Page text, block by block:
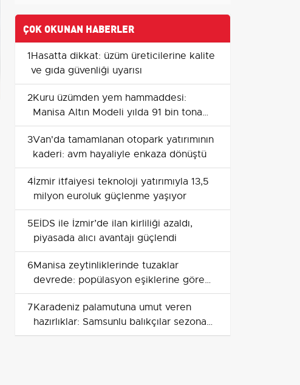
ÇOK OKUNAN HABERLER
1Hasatta dikkat: üzüm üreticilerine kalite
ve gıda güvenliği uyarısı
2Kuru üzümden yem hammaddesi:
Manisa Altın Modeli yılda 91 bin tona
çözüm öneriyor
3Van'da tamamlanan otopark yatırımının
kaderi: avm hayaliyle enkaza dönüştü
4İzmir itfaiyesi teknoloji yatırımıyla 13,5
milyon euroluk güçlenme yaşıyor
5EİDS ile İzmir’de ilan kirliliği azaldı,
piyasada alıcı avantajı güçlendi
6Manisa zeytinliklerinde tuzaklar
devrede: popülasyon eşiklerine göre
müdahale sağlanacak
7Karadeniz palamutuna umut veren
hazırlıklar: Samsunlu balıkçılar sezona
hazırlanıyor